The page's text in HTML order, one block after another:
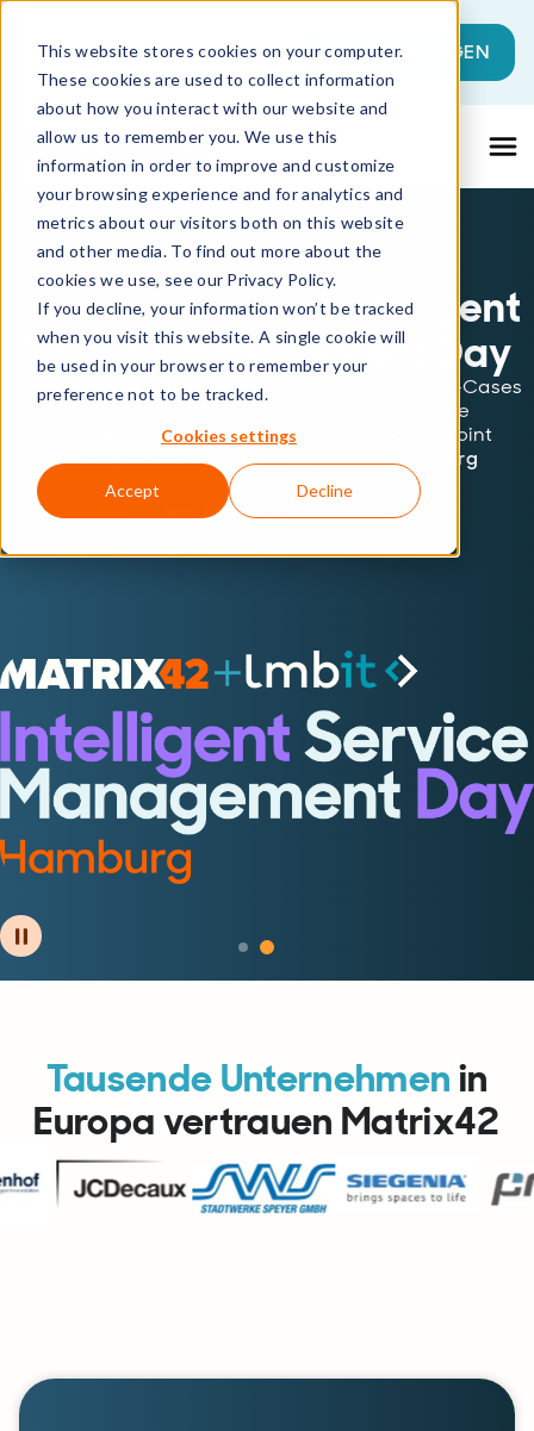
This website stores cookies on your computer.
These cookies are used to collect information
about how you interact with our website and
allow us to remember you. We use this
information in order to improve and customize
your browsing experience and for analytics and
metrics about our visitors both on this website
and other media. To find out more about the
cookies we use, see our Privacy Policy.
If you decline, your information won’t be tracked
when you visit this website. A single cookie will
be used in your browser to remember your
preference not to be tracked.
Cookies settings
Accept Decline
Dies ist ein Suchfeld mit einer
Es gibt keine Vorschläge, da das
JETZT LOSLEGEN
Matrix42 & lmbitIntelligent
Service Management Day
Erleben Sie praxisnahe Vorträge, echte Kunden-Cases
und Live-Demos rund um Intelligent Service
Management, KI-Automatisierung und Endpoint
Management am
26. August 2026inHamburg
Jetzt kostenlos teilnehmen
Die europäische Wahl im
Service Management
Digitalisieren und automatisieren Sie Ihre Arbeit mit
moderner, KI-gestützter Service Management-Software
- ganz nach Ihren Wünschen und angepasst an Ihre
Bedürfnisse.
Tausende Unternehmenin
Europa vertrauen Matrix42